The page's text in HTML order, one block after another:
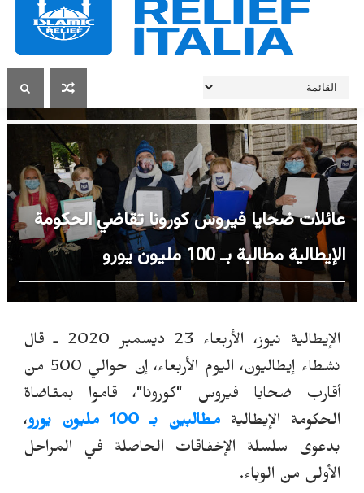
عائلات ضحايا فيروس كورونا تقاضي الحكومة
الإيطالية مطالبة بـ 100 مليون يورو
الإيطالية نيوز، الأربعاء 23 ديسمبر 2020 ـ
قال
نشطاء إيطاليون، اليوم الأربعاء، إن حوالي 500 من
أقارب ضحايا فيروس "كورونا"، قاموا بمقاضاة
الحكومة الإيطاليةمطالبين بـ 100 مليون يورو
،
بدعوى سلسلة الإخفاقات الحاصلة في المراحل
الأولى من الوباء.